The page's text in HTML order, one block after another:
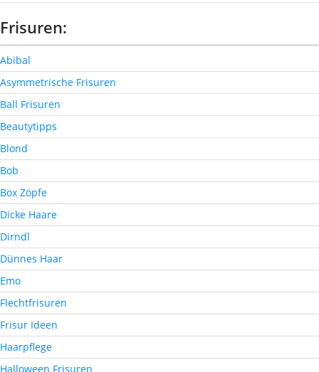
Frisuren:
Abibal
Asymmetrische Frisuren
Ball Frisuren
Beautytipps
Blond
Bob
Box Zöpfe
Dicke Haare
Dirndl
Dünnes Haar
Emo
Flechtfrisuren
Frisur Ideen
Haarpflege
Halloween Frisuren